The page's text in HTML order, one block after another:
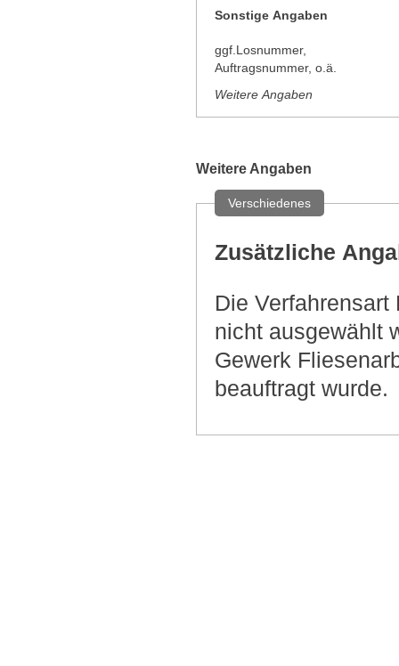
Sonstige Angaben
ggf.Losnummer,
Auftragsnummer, o.ä.
Weitere Angaben
Weitere Angaben
Verschiedenes
Zusätzliche
Die
nicht ausgewählt
Gewerk
beauftragt wurde.